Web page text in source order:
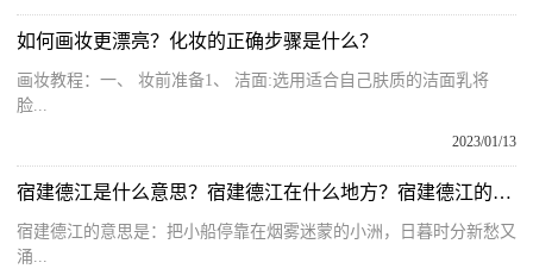
如何画妆更漂亮？化妆的正确步骤是什么？
画妆教程：一、 妆前准备1、 洁面:选用适合自己肤质的洁面乳将
脸...
2023/01/13
宿建德江是什么意思？宿建德江在什么地方？宿建德江的诗意
宿建德江的意思是：把小船停靠在烟雾迷蒙的小洲，日暮时分新愁又
涌...